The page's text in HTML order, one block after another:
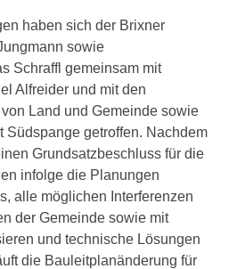
haben sich der Brixner
sowie
Schraffl gemeinsam mit
Alfreider und mit den
Land und Gemeinde sowie
Südspange getroffen. Nachdem
Grundsatzbeschluss für die
infolge die Planungen
alle möglichen Interferenzen
der Gemeinde sowie mit
und technische Lösungen
die Bauleitplanänderung für